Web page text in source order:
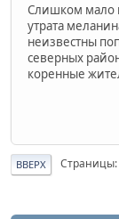
Слишком мало
утрата
неизвестны
северных
коренные
ВВЕРХ Страницы